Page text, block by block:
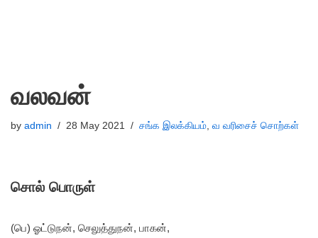
வலவன்
by admin 28 May 2021 சங்க இலக்கியம், வ வரிசைச் சொற்கள்
சொல் பொருள்
(பெ) ஓட்டுநன், செலுத்துநன், பாகன்,